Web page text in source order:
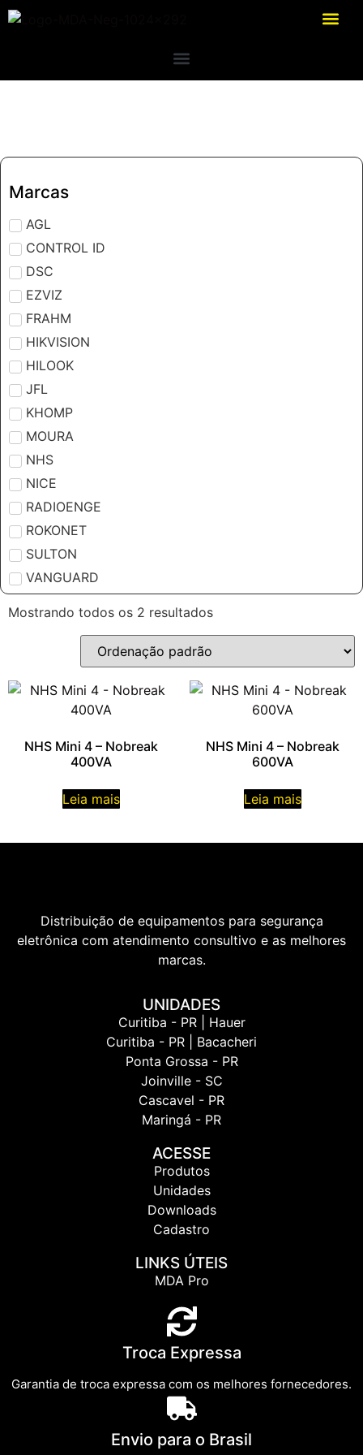
Marcas
AGL
CONTROL ID
DSC
EZVIZ
FRAHM
HIKVISION
HILOOK
JFL
KHOMP
MOURA
NHS
NICE
RADIOENGE
ROKONET
SULTON
VANGUARD
Mostrando todos os 2 resultados
NHS Mini 4 – Nobreak
400VA
Leia mais
NHS Mini 4 – Nobreak
600VA
Leia mais
Distribuição de equipamentos para segurança
eletrônica com atendimento consultivo e as melhores
marcas.
UNIDADES
Curitiba - PR | Hauer
Curitiba - PR | Bacacheri
Ponta Grossa - PR
Joinville - SC
Cascavel - PR
Maringá - PR
ACESSE
Produtos
Unidades
Downloads
Cadastro
LINKS ÚTEIS
MDA Pro
Troca Expressa
Garantia de troca expressa com os melhores fornecedores.
Envio para o Brasil